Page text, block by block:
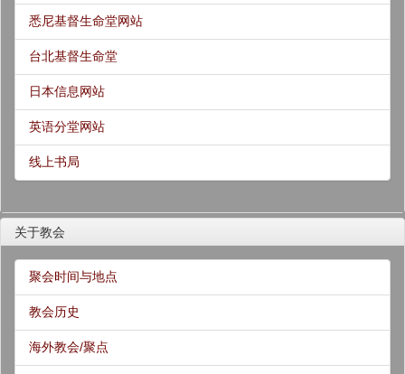
悉尼基督生命堂网站
台北基督生命堂
日本信息网站
英语分堂网站
线上书局
关于教会
聚会时间与地点
教会历史
海外教会/聚点